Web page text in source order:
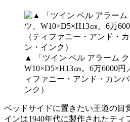
▲ 「ツイン ベル アラーム ク
W10×D5×H13㎝。6万6000
ィファニー・アンド・カン
ンク）
ベッドサイドに置きたい王道の目
インは1940年代に製作されたティ